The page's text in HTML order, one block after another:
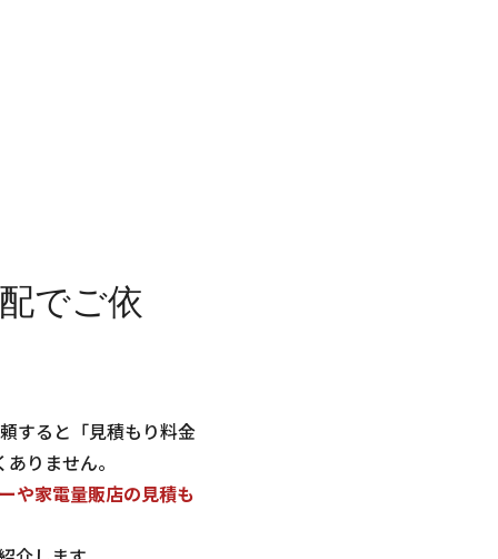
でご依
すると「見積もり料金
りません。
や家電量販店の見積も